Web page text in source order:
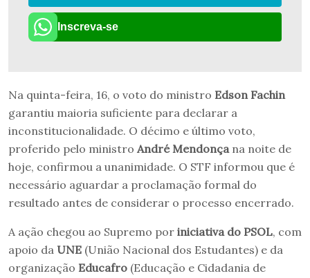
Inscreva-se
Na quinta-feira, 16, o voto do ministro Edson Fachin
garantiu maioria suficiente para declarar a
inconstitucionalidade. O décimo e último voto,
proferido pelo ministro André Mendonçana noite de
hoje, confirmou a unanimidade. O STF informou que é
necessário aguardar a proclamação formal do
resultado antes de considerar o processo encerrado.
A ação chegou ao Supremo por iniciativa do PSOL, com
apoio da UNE (União Nacional dos Estudantes) e da
organização Educafro (Educação e Cidadania de